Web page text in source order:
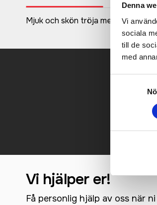
Denna
Vi
sociala
till de
med
Mjuk och skön tröja med sömlös
Vi hjälper er!
Få personlig hjälp av oss när